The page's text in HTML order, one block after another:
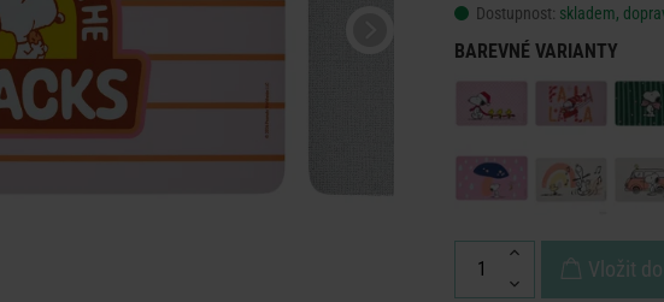
Dostupnost: skladem,
BAREVNÉ VARIANTY
Vložit